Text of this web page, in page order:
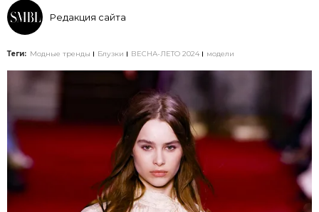
Редакция сайта
Теги: Модные тренды Блузки ВЕСНА-ЛЕТО 2024 модели